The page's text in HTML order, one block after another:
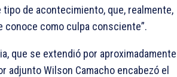
de acontecimiento, que, realmente,
conoce como culpa consciente”.
que se extendió por
adjunto Wilson Camacho encabezó el